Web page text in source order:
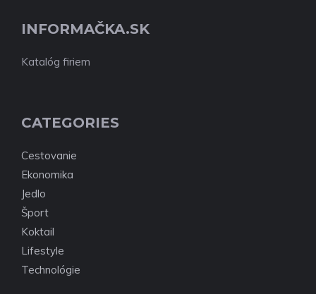
INFORMAČKA.SK
Katalóg firiem
CATEGORIES
Cestovanie
Ekonomika
Jedlo
Šport
Koktail
Lifestyle
Technológie